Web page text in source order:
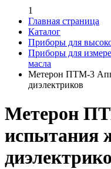
1
Главная страница
Каталог
Приборы для
Приборы для
масла
Метерон ПТМ-3
диэлектриков
Метерон
испытания